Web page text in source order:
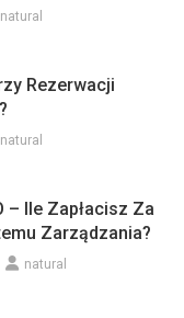
natural
Rezerwacji
natural
– Ile Zapłacisz Za
Zarządzania?
natural